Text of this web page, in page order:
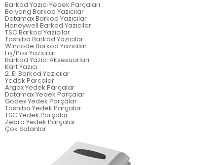
Barkod Yazıcı Yedek Parçaları
Beiyang Barkod Yazıcılar
Datamax Barkod Yazıcılar
Honeywell Barkod Yazıcılar
TSC Barkod Yazıcılar
Toshiba Barkod Yazıcılar
Wincode Barkod Yazıcılar
Fiş/Pos Yazıcılar
Barkod Yazıcı Aksesuarları
Kart Yazıcı
2. El Barkod Yazıcılar
Yedek Parçalar
Argox Yedek Parçalar
Datamax Yedek Parçalar
Godex Yedek Parçalar
Toshiba Yedek Parçalar
TSC Yedek Parçalar
Zebra Yedek Parçalar
Çok Satanlar